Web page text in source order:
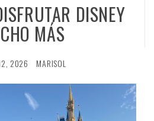
DISNEY
MÁS
2026 MARISOL